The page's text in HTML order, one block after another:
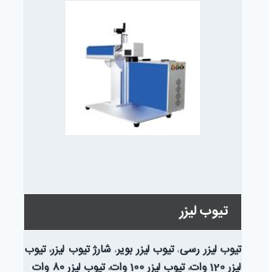
تیوب لیزر
تیوب لیزر رسی،تیوب لیزر بویر، شارژ تیوب لیزر،تیوب
لیزر 120 وات
،تیوب لیزر 100 وات ،تیوب لیزر 80 وات